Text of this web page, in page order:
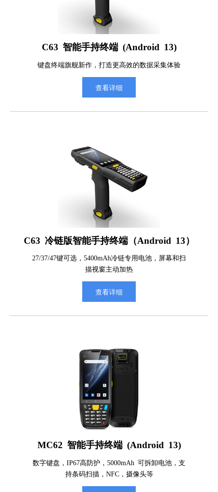
C63 智能手持终端 (Android 13)
键盘终端旗舰新作，打造更高效的数据采集体验
查看详细
C63 冷链版智能手持终端（Android 13）
27/37/47键可选，5400mAh冷链专用电池，屏幕和扫
描视窗主动加热
查看详细
MC62 智能手持终端 (Android 13)
数字键盘，IP67高防护，5000mAh 可拆卸电池，支
持条码扫描，NFC，摄像头等